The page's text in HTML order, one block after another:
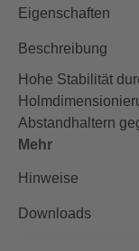
Eigenschaften
Beschreibung
Hohe Stabilität
Abstandhaltern
Mehr
Hinweise
Downloads